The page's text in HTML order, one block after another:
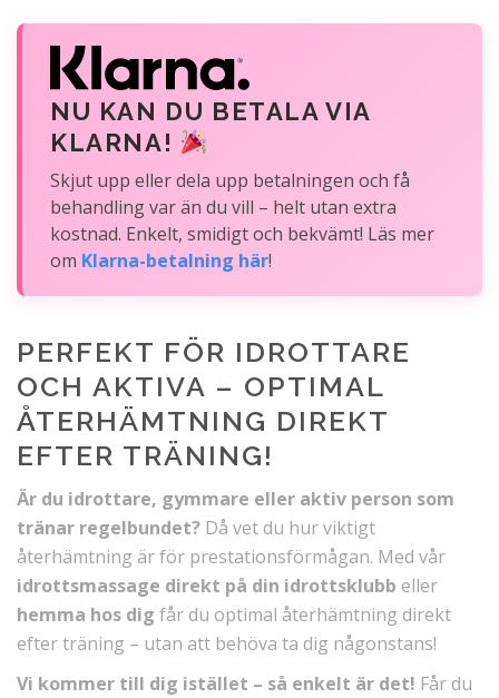
NU KAN DU BETALA VIA
KLARNA!
Skjut upp eller dela upp betalningen och få
behandling var än du vill – helt utan extra
kostnad. Enkelt, smidigt och bekvämt! Läs mer
om Klarna-betalning här!
PERFEKT FÖR IDROTTARE
OCH AKTIVA – OPTIMAL
ÅTERHÄMTNING DIREKT
EFTER TRÄNING!
Är du idrottare, gymmare eller aktiv person som
tränar regelbundet? Då vet du hur viktigt
återhämtning är för prestationsförmågan. Med vår
idrottsmassage direkt på din idrottsklubb eller
hemma hos dig får du optimal återhämtning direkt
efter träning – utan att behöva ta dig någonstans!
Vi kommer till dig istället – så enkelt är det! Får du